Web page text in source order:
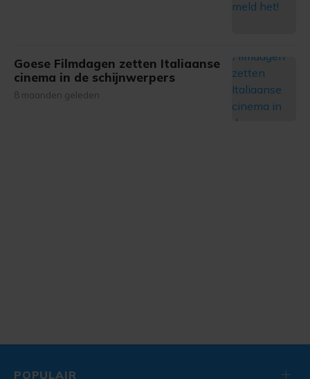
Goese Filmdagen zetten Italiaanse
cinema in de schijnwerpers
8 maanden geleden
POPULAIR